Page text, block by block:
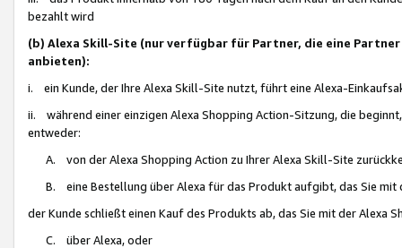
bezahlt wird
(b) Alexa Skill-Site (nur verfügbar für Partner, die eine
anbieten):
i. ein Kunde, der Ihre Alexa Skill-Site nutzt, führt eine Alexa-
ii. während einer einzigen Alexa Shopping Action-Sitzung, die
entweder:
A. von der Alexa Shopping Action zu Ihrer Alexa Skill-Site
B. eine Bestellung über Alexa für das Produkt aufgibt, das Sie mit
der Kunde schließt einen Kauf des Produkts ab, das Sie mit der Alexa
C. über Alexa, oder